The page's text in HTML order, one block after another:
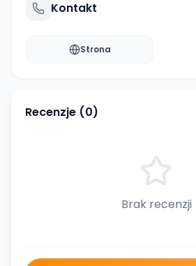
Kontakt
Strona
Recenzje (0)
Brak recenzji